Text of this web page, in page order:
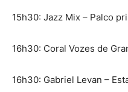
15h30: Jazz Mix – Palco
16h30: Coral Vozes de
16h30: Gabriel Levan –